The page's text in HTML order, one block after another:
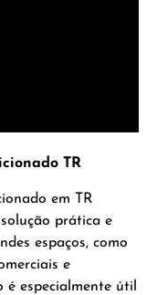
TR
em TR
prática e
espaços, como
e
é especialmente útil